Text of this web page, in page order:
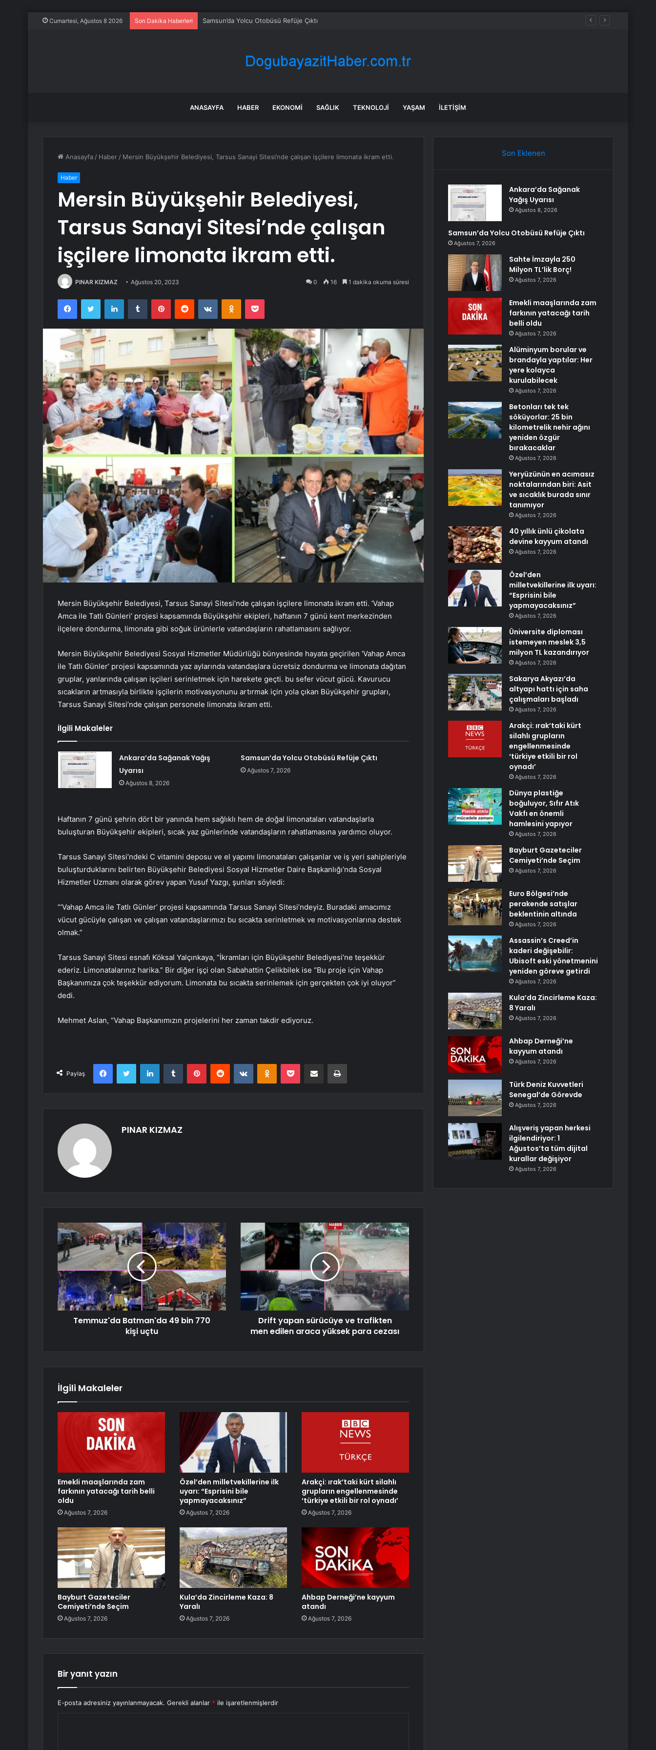
Cumartesi, Ağustos 8 2026 Son Dakika Haberleri Samsun’da Yolcu Otobüsü Refüje Çıktı
ANASAYFA HABER EKONOMI SAĞLIK TEKNOLOJI YAŞAM İLETIŞIM
Anasayfa / Haber / Mersin Büyükşehir Belediyesi, Tarsus Sanayi Sitesi’nde çalışan işçilere limonata ikram etti.
Haber
Mersin Büyükşehir Belediyesi,
Tarsus Sanayi Sitesi’nde çalışan
işçilere limonata ikram etti.
PINAR KIZMAZ Ağustos 20, 2023 0 16 1 dakika okuma süresi
FacebookTwitter LinkedInTumblr PinterestReddit VKontakteOdnoklassniki
Pocket
Mersin Büyükşehir Belediyesi, Tarsus Sanayi Sitesi’nde çalışan işçilere limonata ikram etti. ‘Vahap
Amca ile Tatlı Günleri’ projesi kapsamında Büyükşehir ekipleri, haftanın 7 günü kent merkezinden
ilçelere dondurma, limonata gibi soğuk ürünlerle vatandaşların rahatlamasını sağlıyor.
Mersin Büyükşehir Belediyesi Sosyal Hizmetler Müdürlüğü bünyesinde hayata geçirilen ‘Vahap Amca
ile Tatlı Günler’ projesi kapsamında yaz aylarında vatandaşlara ücretsiz dondurma ve limonata dağıtan
gruplar, yanlarında çalışan işçileri serinletmek için harekete geçti. bu sefer vücut gücü. Kavurucu
sıcakların artmasıyla birlikte işçilerin motivasyonunu artırmak için yola çıkan Büyükşehir grupları,
Tarsus Sanayi Sitesi’nde çalışan personele limonata ikram etti.
İlgili Makaleler
Ankara’da Sağanak Yağış
Uyarısı
Ağustos 8, 2026
Samsun’da Yolcu Otobüsü Refüje Çıktı
Ağustos 7, 2026
Haftanın 7 günü şehrin dört bir yanında hem sağlıklı hem de doğal limonataları vatandaşlarla
buluşturan Büyükşehir ekipleri, sıcak yaz günlerinde vatandaşların rahatlamasına yardımcı oluyor.
Tarsus Sanayi Sitesi’ndeki C vitamini deposu ve el yapımı limonataları çalışanlar ve iş yeri sahipleriyle
buluşturduklarını belirten Büyükşehir Belediyesi Sosyal Hizmetler Daire Başkanlığı’nda Sosyal
Hizmetler Uzmanı olarak görev yapan Yusuf Yazgı, şunları söyledi:
“‘Vahap Amca ile Tatlı Günler’ projesi kapsamında Tarsus Sanayi Sitesi’ndeyiz. Buradaki amacımız
vücut gücüyle çalışan ve çalışan vatandaşlarımızı bu sıcakta serinletmek ve motivasyonlarına destek
olmak.”
Tarsus Sanayi Sitesi esnafı Köksal Yalçınkaya, “İkramları için Büyükşehir Belediyesi’ne teşekkür
ederiz. Limonatalarınız harika.” Bir diğer işçi olan Sabahattin Çelikbilek ise “Bu proje için Vahap
Başkanımıza çok teşekkür ediyorum. Limonata bu sıcakta serinlemek için gerçekten çok iyi oluyor”
dedi.
Mehmet Aslan, “Vahap Başkanımızın projelerini her zaman takdir ediyoruz.
Paylaş
FacebookTwitter LinkedInTumblr PinterestReddit VKontakteOdnoklassniki
Pocket E-Posta ile paylaş Yazdır
PINAR KIZMAZ
Temmuz'da Batman'da 49 bin 770
kişi uçtu
Drift yapan sürücüye ve trafikten
men edilen araca yüksek para cezası
İlgili Makaleler
Emekli maaşlarında zam
farkının yatacağı tarih belli
oldu
Ağustos 7, 2026
Özel’den milletvekillerine ilk
uyarı: “Esprisini bile
yapmayacaksınız”
Ağustos 7, 2026
Arakçi: ırak’taki kürt silahlı
grupların engellenmesinde
‘türkiye etkili bir rol oynadı’
Ağustos 7, 2026
Bayburt Gazeteciler
Cemiyeti’nde Seçim
Ağustos 7, 2026
Kula’da Zincirleme Kaza: 8
Yaralı
Ağustos 7, 2026
Ahbap Derneği’ne kayyum
atandı
Ağustos 7, 2026
Bir yanıt yazın
E-posta adresiniz yayınlanmayacak. Gerekli alanlar * ile işaretlenmişlerdir
Son Eklenen
Ankara’da Sağanak
Yağış Uyarısı
Ağustos 8, 2026
Samsun’da Yolcu Otobüsü Refüje Çıktı
Ağustos 7, 2026
Sahte İmzayla 250
Milyon TL’lik Borç!
Ağustos 7, 2026
Emekli maaşlarında zam
farkının yatacağı tarih
belli oldu
Ağustos 7, 2026
Alüminyum borular ve
brandayla yaptılar: Her
yere kolayca
kurulabilecek
Ağustos 7, 2026
Betonları tek tek
söküyorlar: 25 bin
kilometrelik nehir ağını
yeniden özgür
bırakacaklar
Ağustos 7, 2026
Yeryüzünün en acımasız
noktalarından biri: Asit
ve sıcaklık burada sınır
tanımıyor
Ağustos 7, 2026
40 yıllık ünlü çikolata
devine kayyum atandı
Ağustos 7, 2026
Özel’den
milletvekillerine ilk uyarı:
“Esprisini bile
yapmayacaksınız”
Ağustos 7, 2026
Üniversite diploması
istemeyen meslek 3,5
milyon TL kazandırıyor
Ağustos 7, 2026
Sakarya Akyazı’da
altyapı hattı için saha
çalışmaları başladı
Ağustos 7, 2026
Arakçi: ırak’taki kürt
silahlı grupların
engellenmesinde
‘türkiye etkili bir rol
oynadı’
Ağustos 7, 2026
Dünya plastiğe
boğuluyor, Sıfır Atık
Vakfı en önemli
hamlesini yapıyor
Ağustos 7, 2026
Bayburt Gazeteciler
Cemiyeti’nde Seçim
Ağustos 7, 2026
Euro Bölgesi’nde
perakende satışlar
beklentinin altında
Ağustos 7, 2026
Assassin’s Creed’in
kaderi değişebilir:
Ubisoft eski yönetmenini
yeniden göreve getirdi
Ağustos 7, 2026
Kula’da Zincirleme Kaza:
8 Yaralı
Ağustos 7, 2026
Ahbap Derneği’ne
kayyum atandı
Ağustos 7, 2026
Türk Deniz Kuvvetleri
Senegal’de Görevde
Ağustos 7, 2026
Alışveriş yapan herkesi
ilgilendiriyor: 1
Ağustos’ta tüm dijital
kurallar değişiyor
Ağustos 7, 2026